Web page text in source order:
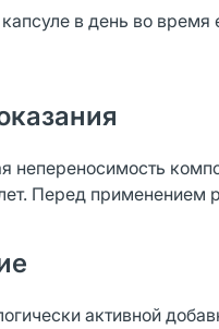
в день во
непереносимость
Перед применением
активной